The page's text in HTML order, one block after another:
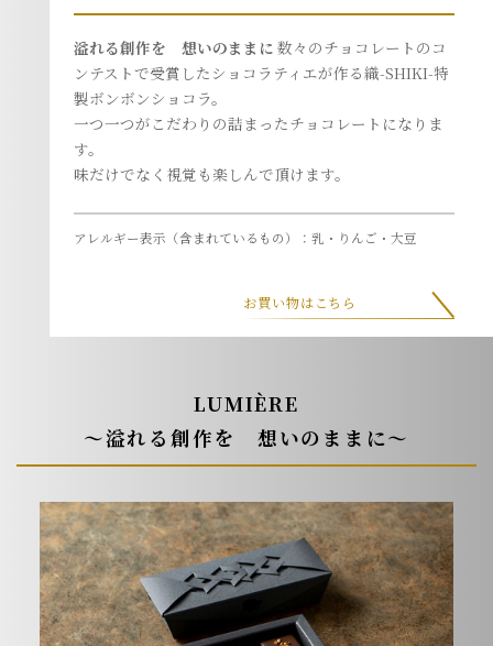
溢れる創作を 想いのままに 数々のチョコレートのコ
ンテストで受賞したショコラティエが作る織-SHIKI-特
製ボンボンショコラ。
一つ一つがこだわりの詰まったチョコレートになりま
す。
味だけでなく視覚も楽しんで頂けます。
アレルギー表示（含まれているもの）：乳・りんご・大豆
お買い物はこちら
LUMIÈRE
～溢れる創作を 想いのままに～